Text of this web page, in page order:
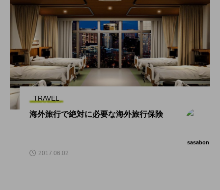
TRAVEL
海外旅行で絶対に必要な海外旅行保険
sasabon
2017.06.02